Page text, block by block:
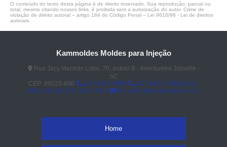
O conteúdo do texto desta página é de direito reservado. Sua reprodução, parcial ou
total, mesmo citando nossos links, é proibida sem a autorização do autor. Crime de
violação de direito autoral – artigo 184 do Código Penal – Lei 9610/98 - Lei de direitos
autorais
Kammoldes Moldes para Injeção
Rua Jacy Macedo Lobo, 70, anexo B - Aventureiro Joinville -
SC
CEP: 89225-890
(47) 3425-4098 (47) 3427-3206
(47)
3437-2419
(47) 3437-2419 fernando@kammoldes.com.br
Home